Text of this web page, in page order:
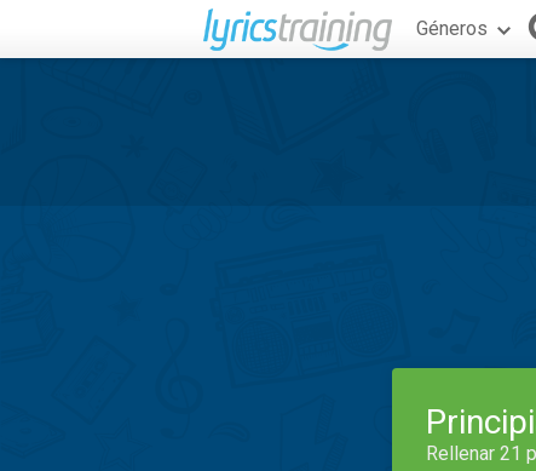
Géneros
Rellenar 21